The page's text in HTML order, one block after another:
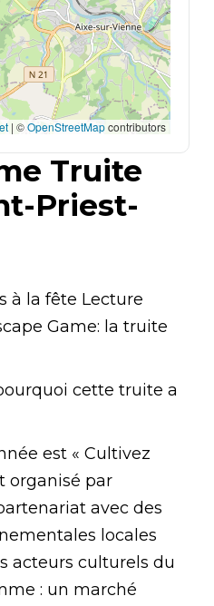
| ©OpenStreetMapcontributors
Truite
Priest-
à la fête Lecture
Game: la truite
cette truite a
est « Cultivez
organisé par
avec des
locales
acteurs culturels du
: un marché